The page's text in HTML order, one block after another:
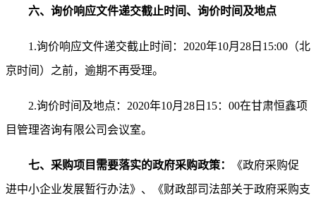
六、询价响应文件递交截止时间、询价时间及地点
1.询价响应文件递交截止时间：2020年10月28日15:00（北
京时间）之前，逾期不再受理。
2.询价时间及地点：2020年10月28日15：00在甘肃恒鑫项
目管理咨询有限公司会议室。
七、采购项目需要落实的政府采购政策：
《政府采购促
进中小企业发展暂行办法》、《财政部司法部关于政府采购支